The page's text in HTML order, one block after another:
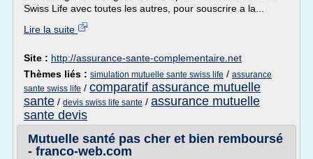
Swiss Life avec toutes les autres, pour souscrire a la...
Lire la suite
Site : http://assurance-sante-complementaire.net
Thèmes liés : simulation mutuelle sante swiss life / assurance
sante swiss life / comparatif assurance mutuelle
sante / devis swiss life sante / assurance mutuelle
sante devis
Mutuelle santé pas cher et bien remboursé
- franco-web.com